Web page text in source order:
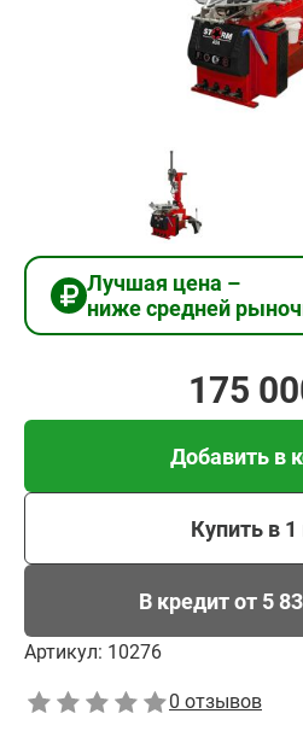
Лучшая цена –
ниже средней
175
Добавить в
Купить в 1
В кредит от 5
Артикул: 10276
0 отзывов
Добавить в корзину
Купить в 1 клик
В кредит от 5 833 руб/